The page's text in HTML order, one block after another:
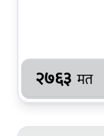
२७६३ मत